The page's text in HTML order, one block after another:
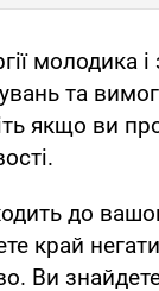
молодика і
та
якщо ви
до
Ви